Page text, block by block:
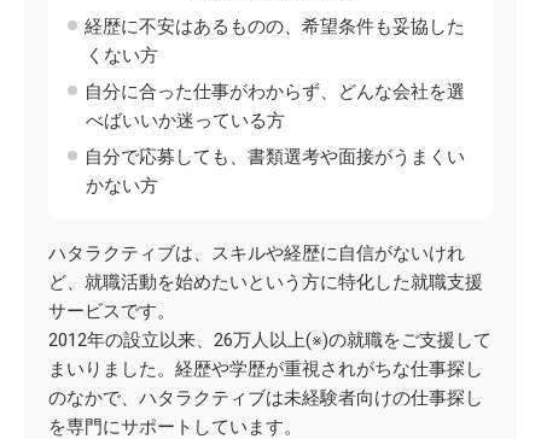
経歴に不安はあるものの、希望条件も妥協した
くない方
自分に合った仕事がわからず、どんな会社を選
べばいいか迷っている方
自分で応募しても、書類選考や面接がうまくい
かない方
ハタラクティブは、スキルや経歴に自信がないけれ
ど、就職活動を始めたいという方に特化した就職支援
サービスです。
2012年の設立以来、26万人以上(※)の就職をご支援して
まいりました。経歴や学歴が重視されがちな仕事探し
のなかで、ハタラクティブは未経験者向けの仕事探し
を専門にサポートしています。